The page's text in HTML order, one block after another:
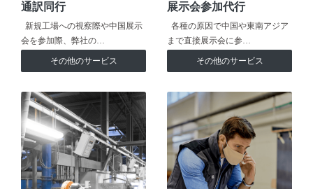
通訳同行
新規工場への視察際や中国展示
会を参加際、弊社の…
その他のサービス
展示会参加代行
各種の原因で中国や東南アジア
まで直接展示会に参…
その他のサービス